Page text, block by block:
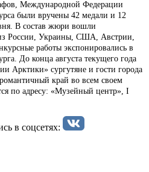
Международной Федерации
были вручены 42 медали и 12
В состав жюри вошли
России, Украины, США, Австрии,
работы экспонировались в
До конца августа текущего года
Арктики» сургутяне и гости города
край во всем своем
по адресу: «Музейный центр», I
в соцсетях: